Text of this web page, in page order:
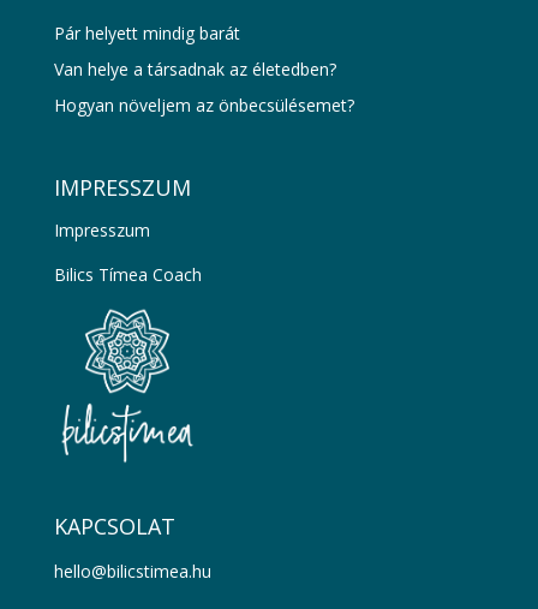
Pár helyett mindig barát
Van helye a társadnak az életedben?
Hogyan növeljem az önbecsülésemet?
IMPRESSZUM
Impresszum
Bilics Tímea Coach
KAPCSOLAT
hello@bilicstimea.hu